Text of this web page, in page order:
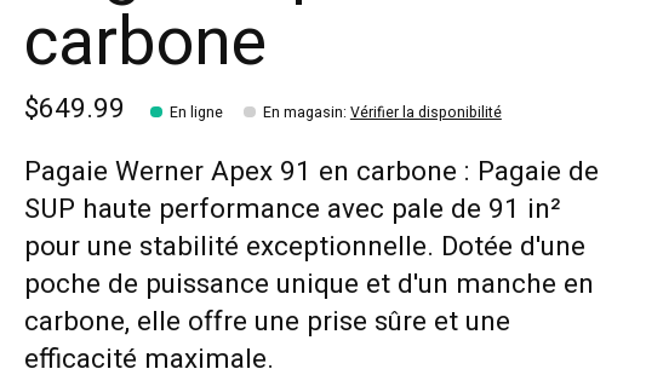
carbone
$649.99 En ligne En magasin: Vérifier la disponibilité
Pagaie Werner Apex 91 en carbone : Pagaie de
SUP haute performance avec pale de 91 in²
pour une stabilité exceptionnelle. Dotée d'une
poche de puissance unique et d'un manche en
carbone, elle offre une prise sûre et une
efficacité maximale.